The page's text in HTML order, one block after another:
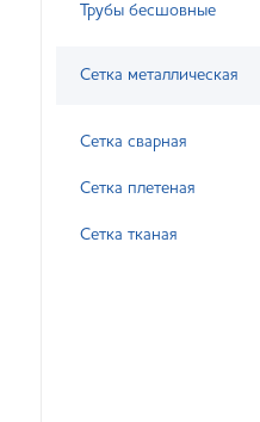
Трубы бесшовные
Сетка металлическая
Сетка сварная
Сетка плетеная
Сетка тканая